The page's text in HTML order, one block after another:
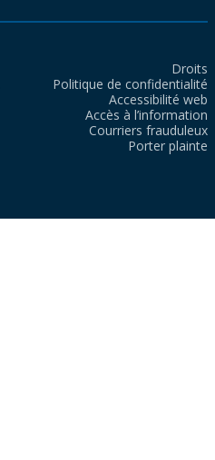
Droits
Politique de confidentialité
Accessibilité web
Accès à l’information
Courriers frauduleux
Porter plainte